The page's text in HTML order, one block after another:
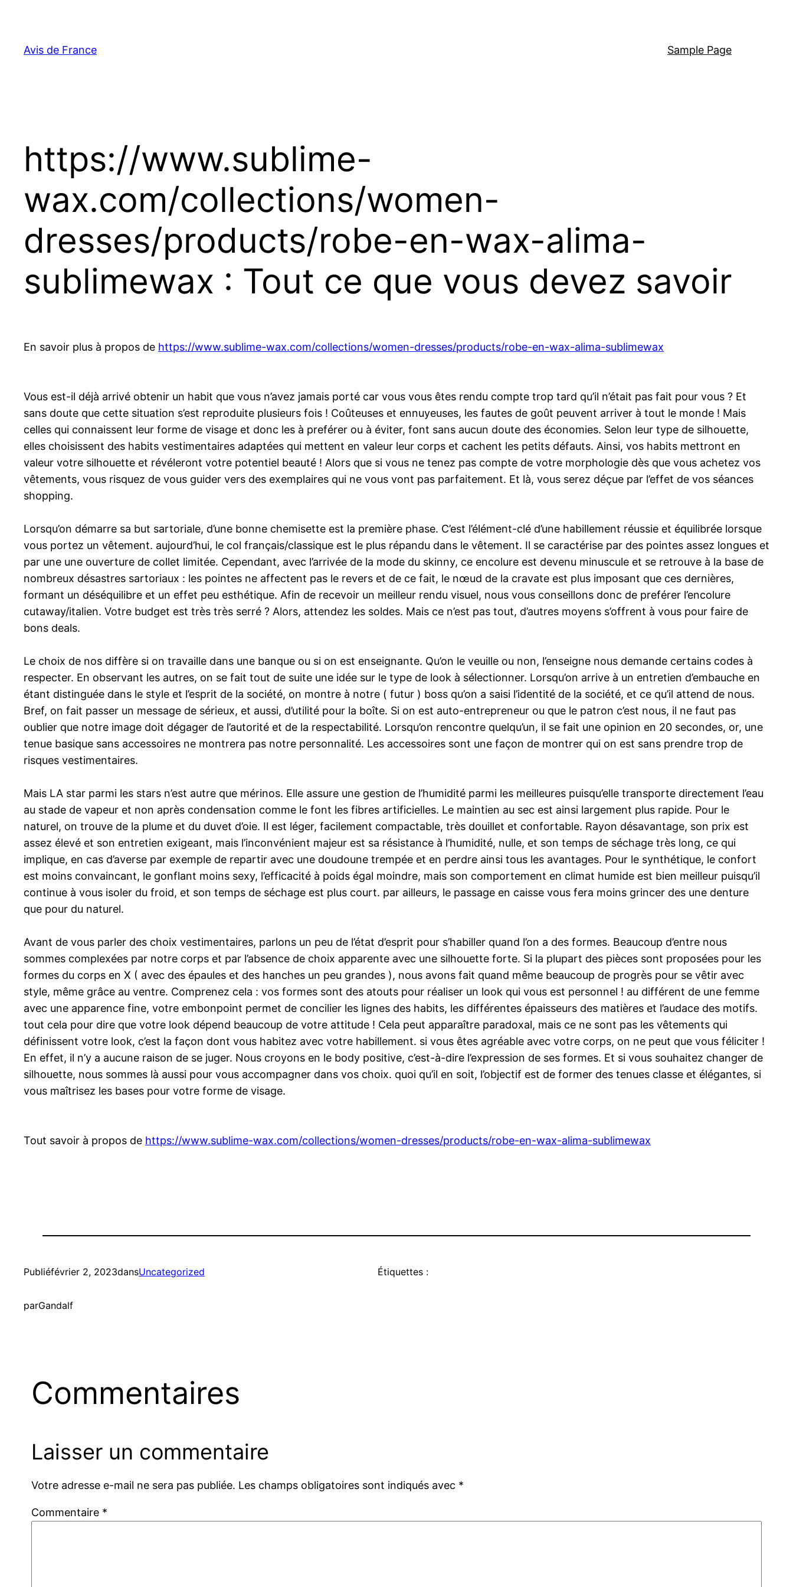
contenu
Avis de France Sample Page
https://www.sublime-
wax.com/collections/women-
dresses/products/robe-en-wax-alima-
sublimewax : Tout ce que vous devez savoir
En savoir plus à propos de https://www.sublime-wax.com/collections/women-dresses/products/robe-en-wax-alima-sublimewax
Vous est-il déjà arrivé obtenir un habit que vous n’avez jamais porté car vous vous êtes rendu compte trop tard qu’il n’était pas fait pour vous ? Et
sans doute que cette situation s’est reproduite plusieurs fois ! Coûteuses et ennuyeuses, les fautes de goût peuvent arriver à tout le monde ! Mais
celles qui connaissent leur forme de visage et donc les à preférer ou à éviter, font sans aucun doute des économies. Selon leur type de silhouette,
elles choisissent des habits vestimentaires adaptées qui mettent en valeur leur corps et cachent les petits défauts. Ainsi, vos habits mettront en
valeur votre silhouette et révéleront votre potentiel beauté ! Alors que si vous ne tenez pas compte de votre morphologie dès que vous achetez vos
vêtements, vous risquez de vous guider vers des exemplaires qui ne vous vont pas parfaitement. Et là, vous serez déçue par l’effet de vos séances
shopping.
Lorsqu’on démarre sa but sartoriale, d’une bonne chemisette est la première phase. C’est l’élément-clé d’une habillement réussie et équilibrée lorsque
vous portez un vêtement. aujourd’hui, le col français/classique est le plus répandu dans le vêtement. Il se caractérise par des pointes assez longues et
par une une ouverture de collet limitée. Cependant, avec l’arrivée de la mode du skinny, ce encolure est devenu minuscule et se retrouve à la base de
nombreux désastres sartoriaux : les pointes ne affectent pas le revers et de ce fait, le nœud de la cravate est plus imposant que ces dernières,
formant un déséquilibre et un effet peu esthétique. Afin de recevoir un meilleur rendu visuel, nous vous conseillons donc de preférer l’encolure
cutaway/italien. Votre budget est très très serré ? Alors, attendez les soldes. Mais ce n’est pas tout, d’autres moyens s’offrent à vous pour faire de
bons deals.
Le choix de nos diffère si on travaille dans une banque ou si on est enseignante. Qu’on le veuille ou non, l’enseigne nous demande certains codes à
respecter. En observant les autres, on se fait tout de suite une idée sur le type de look à sélectionner. Lorsqu’on arrive à un entretien d’embauche en
étant distinguée dans le style et l’esprit de la société, on montre à notre ( futur ) boss qu’on a saisi l’identité de la société, et ce qu’il attend de nous.
Bref, on fait passer un message de sérieux, et aussi, d’utilité pour la boîte. Si on est auto-entrepreneur ou que le patron c’est nous, il ne faut pas
oublier que notre image doit dégager de l’autorité et de la respectabilité. Lorsqu’on rencontre quelqu’un, il se fait une opinion en 20 secondes, or, une
tenue basique sans accessoires ne montrera pas notre personnalité. Les accessoires sont une façon de montrer qui on est sans prendre trop de
risques vestimentaires.
Mais LA star parmi les stars n’est autre que mérinos. Elle assure une gestion de l’humidité parmi les meilleures puisqu’elle transporte directement l’eau
au stade de vapeur et non après condensation comme le font les fibres artificielles. Le maintien au sec est ainsi largement plus rapide. Pour le
naturel, on trouve de la plume et du duvet d’oie. Il est léger, facilement compactable, très douillet et confortable. Rayon désavantage, son prix est
assez élevé et son entretien exigeant, mais l’inconvénient majeur est sa résistance à l’humidité, nulle, et son temps de séchage très long, ce qui
implique, en cas d’averse par exemple de repartir avec une doudoune trempée et en perdre ainsi tous les avantages. Pour le synthétique, le confort
est moins convaincant, le gonflant moins sexy, l’efficacité à poids égal moindre, mais son comportement en climat humide est bien meilleur puisqu’il
continue à vous isoler du froid, et son temps de séchage est plus court. par ailleurs, le passage en caisse vous fera moins grincer des une denture
que pour du naturel.
Avant de vous parler des choix vestimentaires, parlons un peu de l’état d’esprit pour s’habiller quand l’on a des formes. Beaucoup d’entre nous
sommes complexées par notre corps et par l’absence de choix apparente avec une silhouette forte. Si la plupart des pièces sont proposées pour les
formes du corps en X ( avec des épaules et des hanches un peu grandes ), nous avons fait quand même beaucoup de progrès pour se vêtir avec
style, même grâce au ventre. Comprenez cela : vos formes sont des atouts pour réaliser un look qui vous est personnel ! au différent de une femme
avec une apparence fine, votre embonpoint permet de concilier les lignes des habits, les différentes épaisseurs des matières et l’audace des motifs.
tout cela pour dire que votre look dépend beaucoup de votre attitude ! Cela peut apparaître paradoxal, mais ce ne sont pas les vêtements qui
définissent votre look, c’est la façon dont vous habitez avec votre habillement. si vous êtes agréable avec votre corps, on ne peut que vous féliciter !
En effet, il n’y a aucune raison de se juger. Nous croyons en le body positive, c’est-à-dire l’expression de ses formes. Et si vous souhaitez changer de
silhouette, nous sommes là aussi pour vous accompagner dans vos choix. quoi qu’il en soit, l’objectif est de former des tenues classe et élégantes, si
vous maîtrisez les bases pour votre forme de visage.
Tout savoir à propos de https://www.sublime-wax.com/collections/women-dresses/products/robe-en-wax-alima-sublimewax
Publiéfévrier 2, 2023dansUncategorized
parGandalf
Étiquettes :
Commentaires
Laisser un commentaire
Votre adresse e-mail ne sera pas publiée. Les champs obligatoires sont indiqués avec *
Commentaire *